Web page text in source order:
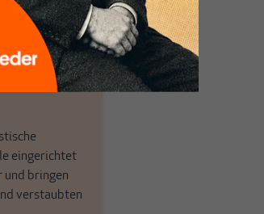
eingerichtet
und bringen
verstaubten